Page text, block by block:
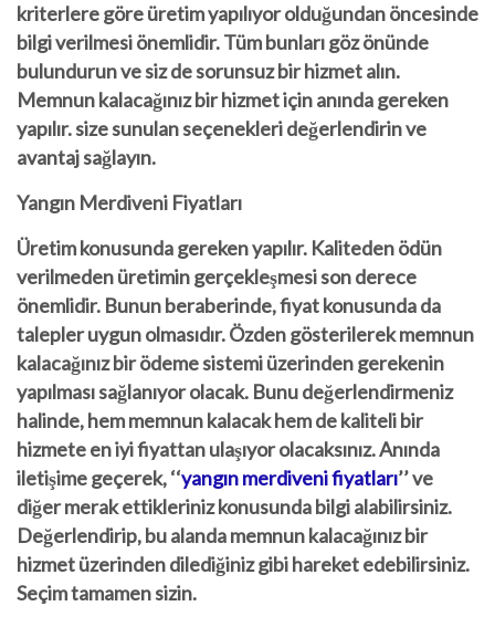
kriterlere göre üretim yapılıyor olduğundan öncesinde
bilgi verilmesi önemlidir. Tüm bunları göz önünde
bulundurun ve siz de sorunsuz bir hizmet alın.
Memnun kalacağınız bir hizmet için anında gereken
yapılır. size sunulan seçenekleri değerlendirin ve
avantaj sağlayın.
Yangın Merdiveni Fiyatları
Üretim konusunda gereken yapılır. Kaliteden ödün
verilmeden üretimin gerçekleşmesi son derece
önemlidir. Bunun beraberinde, fiyat konusunda da
talepler uygun olmasıdır. Özden gösterilerek memnun
kalacağınız bir ödeme sistemi üzerinden gerekenin
yapılması sağlanıyor olacak. Bunu değerlendirmeniz
halinde, hem memnun kalacak hem de kaliteli bir
hizmete en iyi fiyattan ulaşıyor olacaksınız. Anında
iletişime geçerek, ‘‘yangın merdiveni fiyatları’’ve
diğer merak ettikleriniz konusunda bilgi alabilirsiniz.
Değerlendirip, bu alanda memnun kalacağınız bir
hizmet üzerinden dilediğiniz gibi hareket edebilirsiniz.
Seçim tamamen sizin.